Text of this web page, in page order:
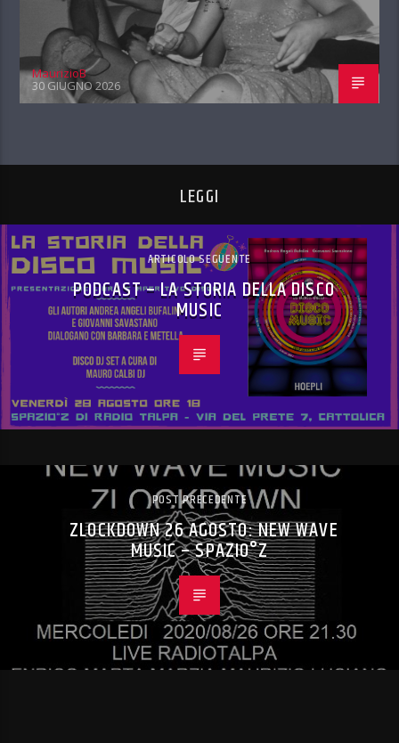
MaurizioB
30 GIUGNO 2026
LEGGI
ARTICOLO SEGUENTE
PODCAST – LA STORIA DELLA DISCO
MUSIC
POST PRECEDENTE
ZLOCKDOWN 26 AGOSTO: NEW WAVE
MUSIC – SPAZIO°Z